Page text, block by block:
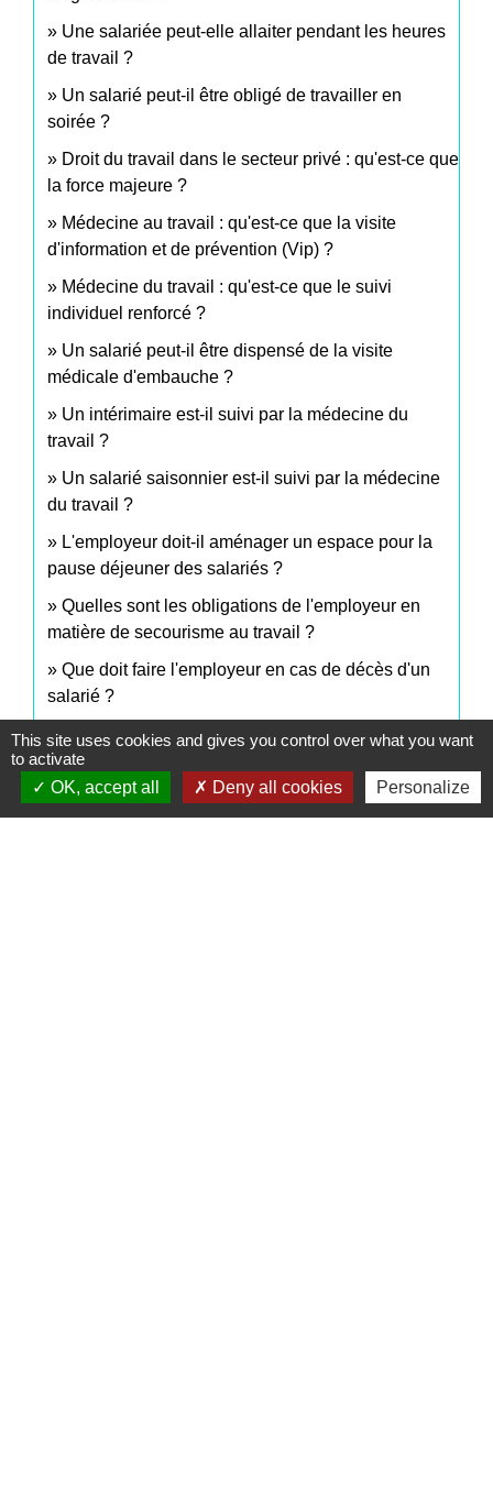
Une salariée peut-elle allaiter pendant les heures
de travail ?
Un salarié peut-il être obligé de travailler en
soirée ?
Droit du travail dans le secteur privé : qu'est-ce que
la force majeure ?
Médecine au travail : qu'est-ce que la visite
d'information et de prévention (Vip) ?
Médecine du travail : qu'est-ce que le suivi
individuel renforcé ?
Un salarié peut-il être dispensé de la visite
médicale d'embauche ?
Un intérimaire est-il suivi par la médecine du
travail ?
Un salarié saisonnier est-il suivi par la médecine
du travail ?
L'employeur doit-il aménager un espace pour la
pause déjeuner des salariés ?
Quelles sont les obligations de l'employeur en
matière de secourisme au travail ?
Que doit faire l'employeur en cas de décès d'un
salarié ?
Quelles sont les obligations d'affichage dans une
entreprise ?
Existe-t-il une surface minimale pour le poste de
travail d'un salarié ?
This site uses cookies and gives you control over what you want
to activate
OK, accept all
Deny all cookies Personalize